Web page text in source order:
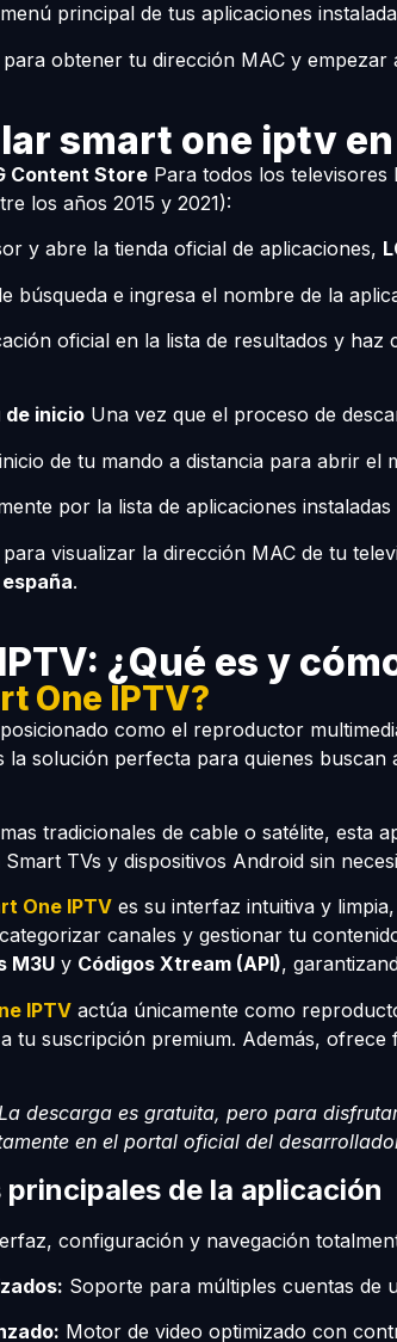
principal de tus aplicaciones
obtener tu dirección MAC y
smart one iptv en
Content Store Para todos los televisores
los años 2015 y 2021):
y abre la tienda oficial de aplicaciones,
búsqueda e ingresa el nombre de la
oficial en la lista de resultados y haz
de inicio Una vez que el proceso de
de tu mando a distancia para abrir el
por la lista de aplicaciones
visualizar la dirección MAC de tu
.
¿Qué es y
One IPTV?
como el reproductor
la solución perfecta para quienes
tradicionales de cable o satélite,
TVs y dispositivos Android sin
One IPTV es su interfaz intuitiva y
canales y gestionar tu
M3U y Códigos Xtream (API),
IPTV actúa únicamente como
tu suscripción premium. Además,
descarga es gratuita, pero para
en el portal oficial del
de la aplicación
configuración y navegación
Soporte para múltiples cuentas de
Motor de video optimizado con